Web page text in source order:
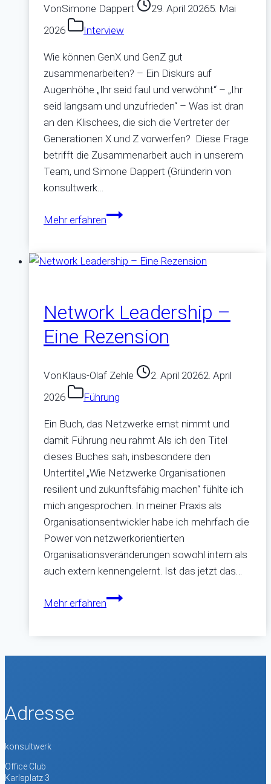
VonSimone Dappert 29. April 20265. Mai
2026
Interview
Wie können GenX und GenZ gut
zusammenarbeiten? – Ein Diskurs auf
Augenhöhe „Ihr seid faul und verwöhnt“ – „Ihr
seid langsam und unzufrieden“ – Was ist dran
an den Klischees, die sich die Vertreter der
Generationen X und Z vorwerfen? Diese Frage
betrifft die Zusammenarbeit auch in unserem
Team, und Simone Dappert (Gründerin von
konsultwerk…
Mehr erfahrenMythen,
Mehrwert:
Z
Realitätscheck
Network Leadership –
Eine Rezension
VonKlaus-Olaf Zehle 2. April 20262. April
2026
Führung
Ein Buch, das Netzwerke ernst nimmt und
damit Führung neu rahmt Als ich den Titel
dieses Buches sah, insbesondere den
Untertitel „Wie Netzwerke Organisationen
resilient und zukunftsfähig machen“ fühlte ich
mich angesprochen. In meiner Praxis als
Organisationsentwickler habe ich mehrfach die
Power von netzwerkorientierten
Organisationsveränderungen sowohl intern als
auch extern kennengelernt. Ist das jetzt das…
Mehr erfahrenNetwork
Adresse
konsultwerk
Office Club
Karlsplatz 3